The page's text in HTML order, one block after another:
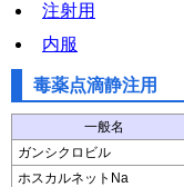
注射用
内服
毒薬点滴静注用
一般名
ガンシクロビル
ホスカルネットNa